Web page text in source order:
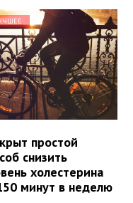
простой
снизить
холестерина
минут в неделю